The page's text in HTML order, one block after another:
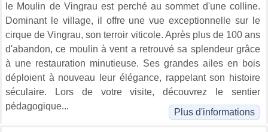
le Moulin de Vingrau est perché au sommet d'une colline.
Dominant le village, il offre une vue exceptionnelle sur le
cirque de Vingrau, son terroir viticole. Après plus de 100 ans
d'abandon, ce moulin à vent a retrouvé sa splendeur grâce
à une restauration minutieuse. Ses grandes ailes en bois
déploient à nouveau leur élégance, rappelant son histoire
séculaire. Lors de votre visite, découvrez le sentier
pédagogique...
Plus d'informations